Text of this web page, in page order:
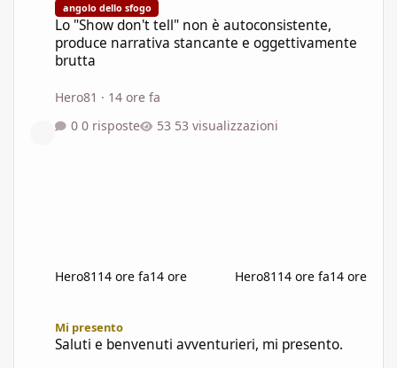
angolo dello sfogo
Lo "Show don't tell" non è autoconsistente,
produce narrativa stancante e oggettivamente
brutta
Hero81 · 14 ore fa
0 risposte
53 visualizzazioni
Hero81 14 ore fa14 ore Hero81 14 ore fa14 ore
Mi presento
Saluti e benvenuti avventurieri, mi presento.